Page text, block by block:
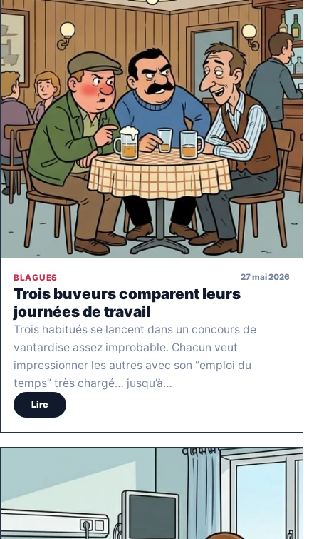
BLAGUES 27 mai 2026
Trois buveurs comparent leurs
journées de travail
Trois habitués se lancent dans un concours de
vantardise assez improbable. Chacun veut
impressionner les autres avec son “emploi du
temps” très chargé… jusqu’à…
Lire